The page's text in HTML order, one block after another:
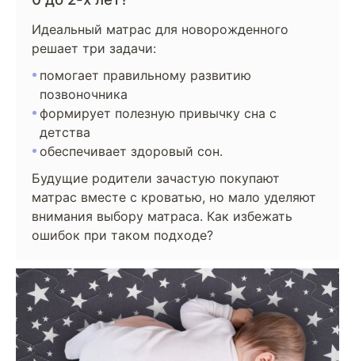
Идеальный матрас для новорожденного
решает три задачи:
помогает правильному развитию
позвоночника
формирует полезную привычку сна с
детства
обеспечивает здоровый сон.
Будущие родители зачастую покупают
матрас вместе с кроватью, но мало уделяют
внимания выбору матраса. Как избежать
ошибок при таком подходе?